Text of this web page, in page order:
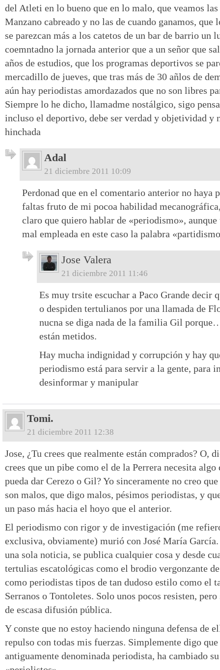
del Atleti en lo bueno que en lo malo, que veamos las
Manzano cabreado y no las de cuando ganamos,
se parezcan más a los catetos de un bar de barrio un
coemntadno la jornada anterior que a un señor que
años de estudios, que los programas deportivos se
mercadillo de jueves, que tras más de 30 añlos de
aún hay periodistas amordazados que no son libres
Siempre lo he dicho, llamadme nostálgico, sigo
incluso el deportivo, debe ser verdad y objetividad y
hinchada
Adal
21 diciembre 2011 10:09
Perdonad que en el comentario anterior no haya
faltas fruto de mi pocoa habilidad
claro que quiero hablar de «periodismo»,
mal empleada en este caso la palabra
Jose Valera
21 diciembre 2011 11:46
Es muy trsite escuchar a Paco Grande decir
o despiden tertulianos por una llamada de
nucna se diga nada de la familia Gil
están metidos.
Hay mucha indignidad y corrupción y hay
periodismo está para servir a la gente, para
desinformar y manipular
Tomi.
21 diciembre 2011 12:38
Jose, ¿Tu crees que realmente están comprados? O,
crees que un pibe como el de la Perrera necesita
pueda dar Cerezo o Gil? Yo sinceramente no creo
son malos, que digo malos, pésimos periodistas, y
un paso más hacia el hoyo que el anterior.
El periodismo con rigor y de investigación (me
exclusiva, obviamente) murió con José María
una sola noticia, se publica cualquier cosa y desde
tertulias escatológicas como el brodio vergonzante
como periodistas tipos de tan dudoso estilo como el
Serranos o Tontoletes. Solo unos pocos resisten,
de escasa difusión pública.
Y conste que no estoy haciendo ninguna defensa de
repulso con todas mis fuerzas. Simplemente digo
antiguamente denominada periodista, ha cambiado